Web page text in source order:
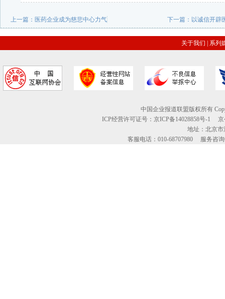
上一篇： 医药企业成为慈悲中心力气 下一篇： 以诚信开辟
关于我们 系列
中国企业报道联盟版权所有
ICP经营许可证号：京ICP备14028858号-1
地址：北京市
客服电话：010-68707980 服务咨询